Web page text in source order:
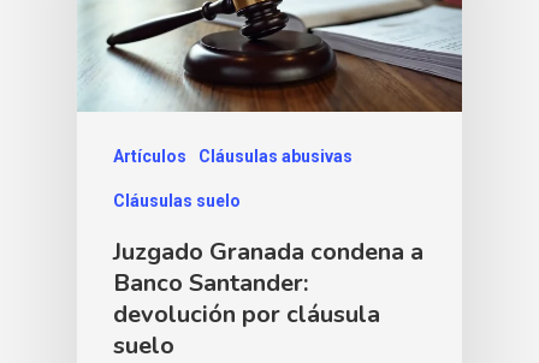
Artículos Cláusulas abusivas
Cláusulas suelo
Juzgado Granada condena a
Banco Santander:
devolución por cláusula
suelo